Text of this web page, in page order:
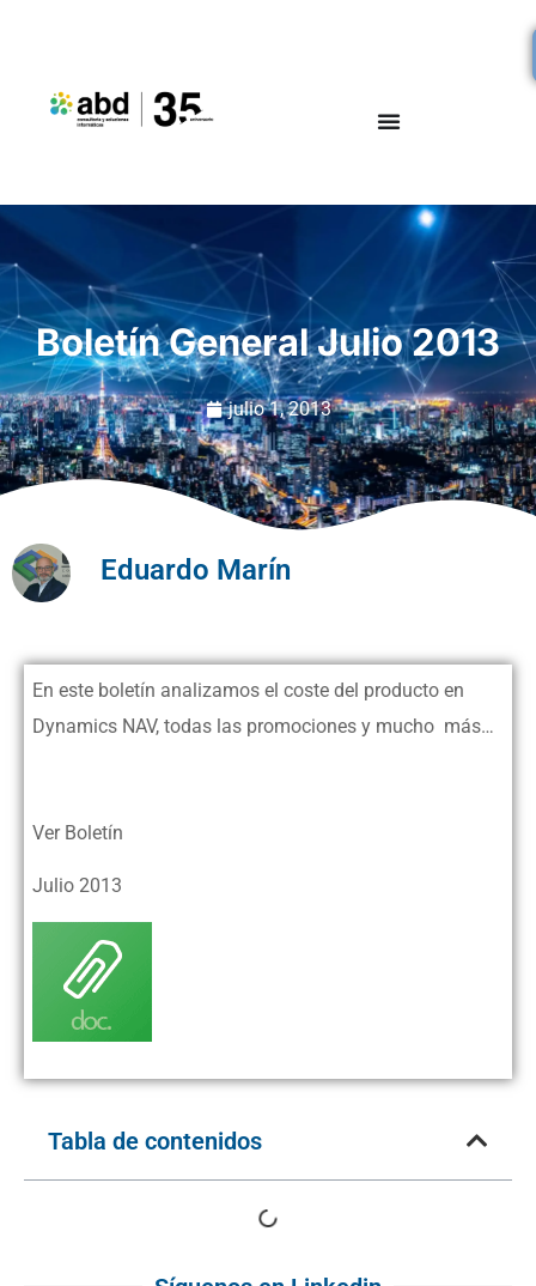
Boletín General Julio 2013
julio 1, 2013
Eduardo Marín
En este boletín analizamos el coste del producto en
Dynamics NAV, todas las promociones y mucho más…
Ver Boletín
Julio 2013
Tabla de contenidos